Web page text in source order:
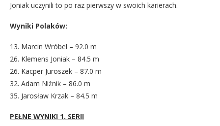
Joniak uczynili to po raz pierwszy w swoich karierach.
Wyniki Polaków:
13. Marcin Wróbel – 92.0 m
26. Klemens Joniak – 84.5 m
26. Kacper Juroszek – 87.0 m
32. Adam Niżnik – 86.0 m
35. Jarosław Krzak – 84.5 m
PEŁNE WYNIKI 1. SERII